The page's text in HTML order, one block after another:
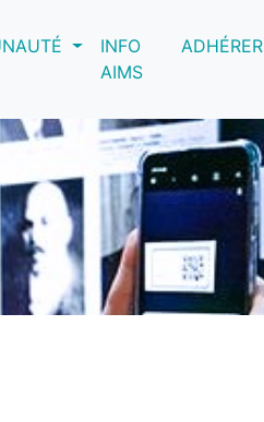
INFO
AIMS
ADHÉRER